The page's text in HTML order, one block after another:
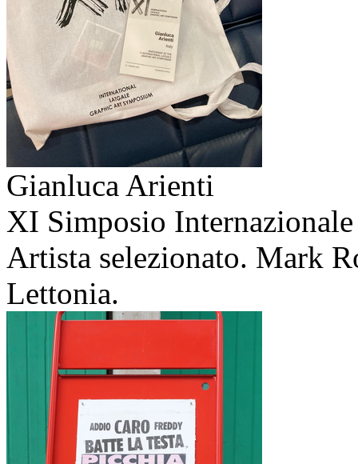
Gianluca Arienti
XI Simposio
Artista selezionato. Mark
Lettonia.